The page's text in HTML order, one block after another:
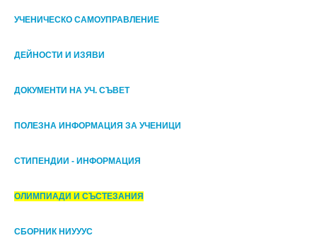
УЧЕНИЧЕСКО САМОУПРАВЛЕНИЕ
ДЕЙНОСТИ И ИЗЯВИ
ДОКУМЕНТИ НА УЧ. СЪВЕТ
ПОЛЕЗНА ИНФОРМАЦИЯ ЗА УЧЕНИЦИ
СТИПЕНДИИ - ИНФОРМАЦИЯ
ОЛИМПИАДИ И СЪСТЕЗАНИЯ
СБОРНИК НИУУУС